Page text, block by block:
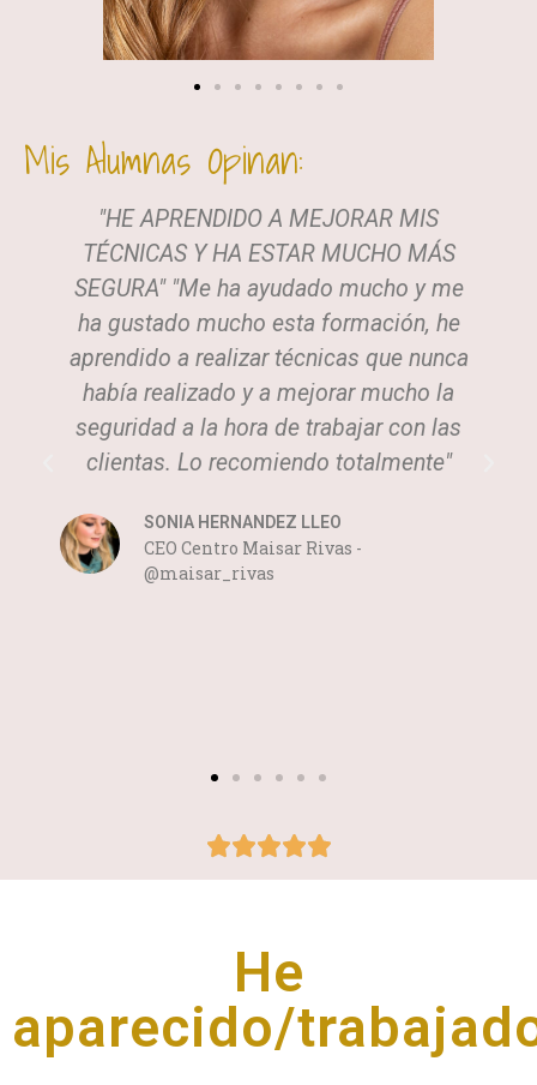
Mis Alumnas Opinan:
"HE APRENDIDO A MEJORAR MIS
TÉCNICAS Y HA ESTAR MUCHO MÁS
SEGURA" "Me ha ayudado mucho y me
ha gustado mucho esta formación, he
aprendido a realizar técnicas que nunca
había realizado y a mejorar mucho la
seguridad a la hora de trabajar con las
clientas. Lo recomiendo totalmente"
SONIA HERNANDEZ LLEO
CEO Centro Maisar Rivas -
@maisar_rivas
He
aparecido/